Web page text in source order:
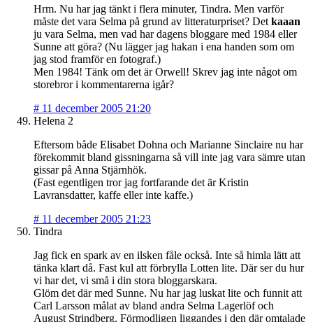
Hrm. Nu har jag tänkt i flera minuter, Tindra. Men varför
måste det vara Selma på grund av litteraturpriset? Det kaaan
ju vara Selma, men vad har dagens bloggare med 1984 eller
Sunne att göra? (Nu lägger jag hakan i ena handen som om
jag stod framför en fotograf.)
Men 1984! Tänk om det är Orwell! Skrev jag inte något om
storebror i kommentarerna igår?
# 11 december 2005 21:20
Helena 2
Eftersom både Elisabet Dohna och Marianne Sinclaire nu har
förekommit bland gissningarna så vill inte jag vara sämre utan
gissar på Anna Stjärnhök.
(Fast egentligen tror jag fortfarande det är Kristin
Lavransdatter, kaffe eller inte kaffe.)
# 11 december 2005 21:23
Tindra
Jag fick en spark av en ilsken fåle också. Inte så himla lätt att
tänka klart då. Fast kul att förbrylla Lotten lite. Där ser du hur
vi har det, vi små i din stora bloggarskara.
Glöm det där med Sunne. Nu har jag luskat lite och funnit att
Carl Larsson målat av bland andra Selma Lagerlöf och
August Strindberg. Förmodligen liggandes i den där omtalade